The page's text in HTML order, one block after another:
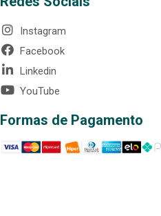
Instagram
Facebook
Linkedin
YouTube
Formas de Pagamento